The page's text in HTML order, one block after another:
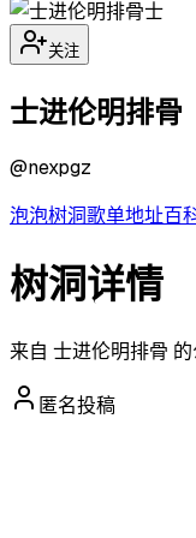
士
关注
士进伦明排骨
@nexpgz
泡泡树洞歌单地址百
树洞详情
来自 士进伦明排骨
匿名投稿